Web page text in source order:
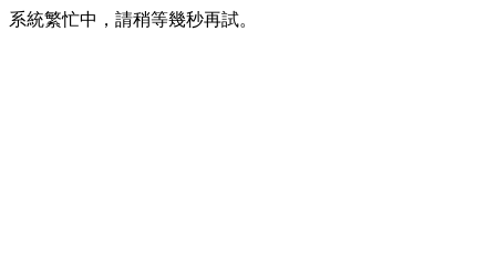
系統繁忙中，請稍等幾秒再試。